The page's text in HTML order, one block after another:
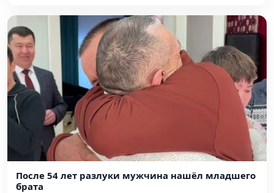
После 54 лет разлуки мужчина нашёл младшего
брата